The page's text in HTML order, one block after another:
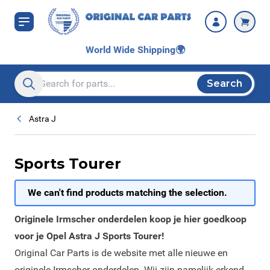
Skip to Content
World Wide Shipping🌍
Search entire store here...
Search
Astra J
Sports Tourer
We can't find products matching the selection.
Originele Irmscher onderdelen koop je hier goedkoop
voor je Opel Astra J Sports Tourer!
Original Car Parts is de website met alle nieuwe en